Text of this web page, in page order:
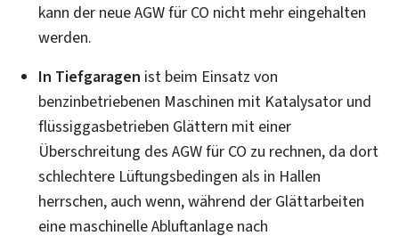
kann der neue AGW für CO nicht mehr eingehalten
werden.
In Tiefgaragen ist beim Einsatz von
benzinbetriebenen Maschinen mit Katalysator und
flüssiggasbetrieben Glättern mit einer
Überschreitung des AGW für CO zu rechnen, da dort
schlechtere Lüftungsbedingen als in Hallen
herrschen, auch wenn, während der Glättarbeiten
eine maschinelle Abluftanlage nach